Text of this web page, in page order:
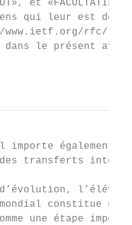
et «FACULTATIF»
qui leur est
www.ietf.org/rfc/
le présent avis.
importe également
transferts
d’évolution,
mondial constitue
une étape